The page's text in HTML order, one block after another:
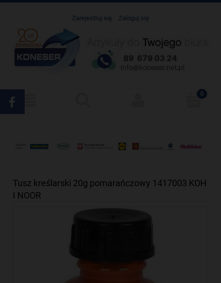
Zarejestruj się Zaloguj się
Tusz kreślarski 20g pomarańczowy 1417003 KOH
I NOOR